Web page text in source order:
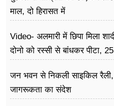
माल, दो हिरासत में
Video- अलमारी में छिपा मिला
दोनो को रस्सी से बांधकर पीटा, 25
जन भवन से निकली साइकिल रैली,
जागरूकता का संदेश